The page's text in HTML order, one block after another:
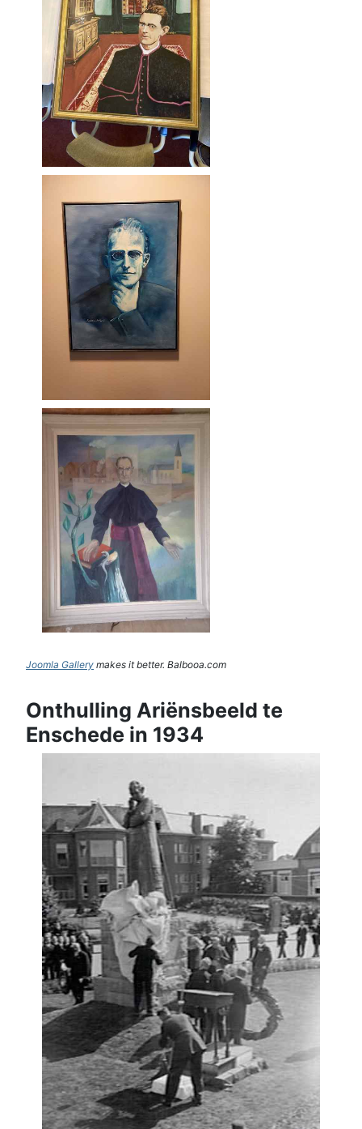
Joomla Gallery makes it better. Balbooa.com
Onthulling Ariënsbeeld te
Enschede in 1934